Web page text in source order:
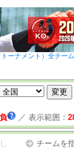
トーナメント）全チ
負 ／ 表示範囲：
チームを